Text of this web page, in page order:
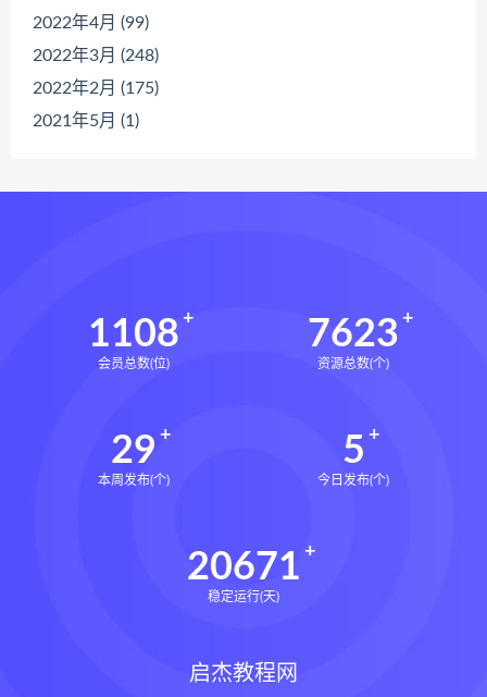
2022年4月 (99)
2022年3月 (248)
2022年2月 (175)
2021年5月 (1)
1108
会员总数(位)
7623
资源总数(个)
29
本周发布(个)
5
今日发布(个)
20671
稳定运行(天)
启杰教程网